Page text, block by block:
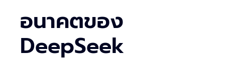
อนาคตของ
DeepSeek